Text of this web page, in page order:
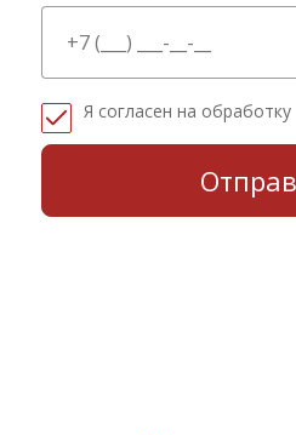
Я согласен на обработку